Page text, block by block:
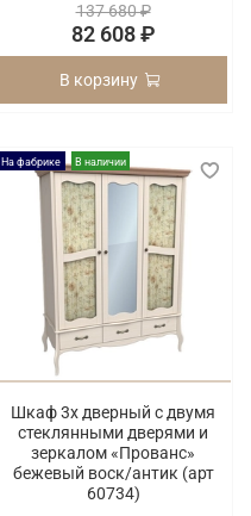
137 680 ₽
82 608 ₽
В корзину
На фабрике В наличии
Шкаф 3х дверный с двумя
стеклянными дверями и
зеркалом «Прованс»
бежевый воск/антик (арт
60734)